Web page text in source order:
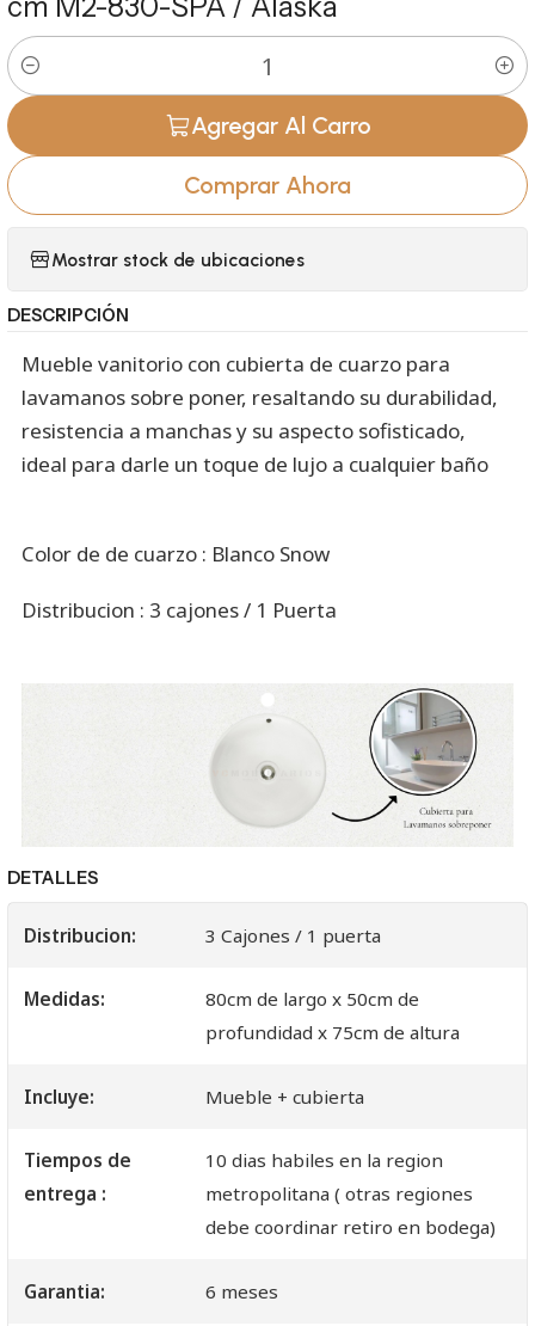
Cantidad
Agregar Al Carro
Comprar Ahora
Mostrar stock de ubicaciones
DESCRIPCIÓN
Mueble vanitorio con cubierta de cuarzo para
lavamanos sobre poner, resaltando su durabilidad,
resistencia a manchas y su aspecto sofisticado,
ideal para darle un toque de lujo a cualquier baño
Color de de cuarzo : Blanco Snow
Distribucion : 3 cajones / 1 Puerta
DETALLES
Distribucion: 3 Cajones / 1 puerta
Medidas:
80cm de largo x 50cm de
profundidad x 75cm de altura
Incluye: Mueble + cubierta
Tiempos de
entrega :
10 dias habiles en la region
metropolitana ( otras regiones
debe coordinar retiro en bodega)
Garantia: 6 meses